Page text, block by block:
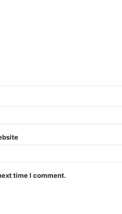
time I comment.